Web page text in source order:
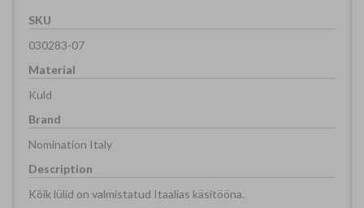
030283-07
Kuld
Nomination Italy
Kõik lülid on valmistatud Itaalias käsitööna.